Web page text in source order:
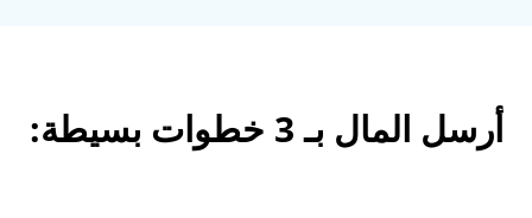
أرسل المال بـ 3 خطوات بسيطة: